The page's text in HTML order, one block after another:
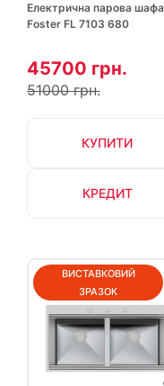
Електрична парова шафа
Foster FL 7103 680
45700 грн.
51000 грн.
КУПИТИ
КРЕДИТ
ВИСТАВКОВИЙ
ЗРАЗОК